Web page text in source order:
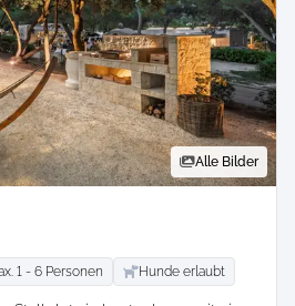
Alle Bilder
1 - 6 Personen Hunde erlaubt